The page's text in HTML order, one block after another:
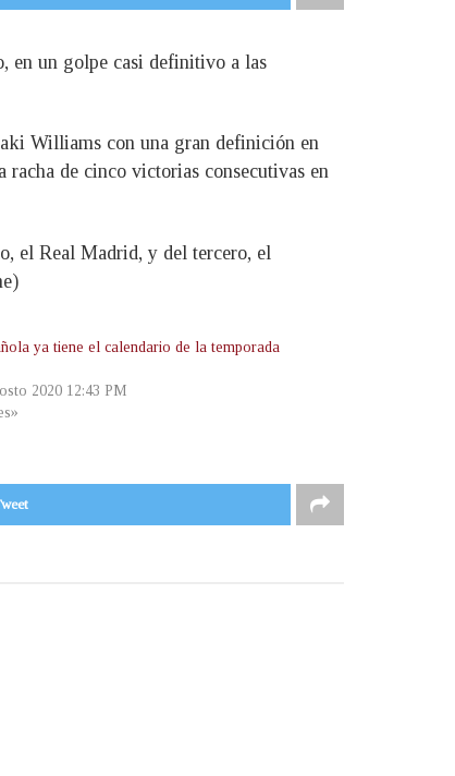
en un golpe casi definitivo a las
Williams con una gran definición en
de cinco victorias consecutivas en
el Real Madrid, y del tercero, el
ya tiene el calendario de la temporada
2020 12:43 PM